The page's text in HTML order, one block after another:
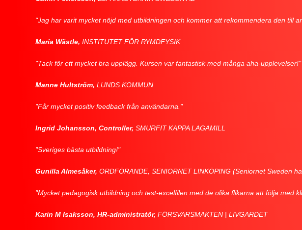
"Jag har varit mycket nöjd med utbildningen och kommer att rekommendera den till
Maria Wästle, INSTITUTET FÖR RYMDFYSIK
"Tack för ett mycket bra upplägg. Kursen var fantastisk med många aha-upplevelser!"
Manne Hultström, LUNDS KOMMUN
"Får mycket positiv feedback från användarna."
Ingrid Johansson, Controller, SMURFIT KAPPA LAGAMILL
"Sveriges bästa utbildning!"
Gunilla Almesåker, ORDFÖRANDE, SENIORNET LINKÖPING (Seniornet Sweden
"Mycket pedagogisk utbildning och test-excelfilen med de olika flikarna att följa
Karin M Isaksson, HR-administratör, FÖRSVARSMAKTEN | LIVGARDET